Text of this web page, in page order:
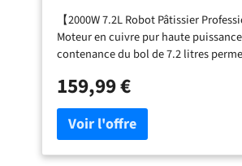
éclaboussures 6+P Vitesses
【2000W 7.2L Robot Pâtissier
Moteur en cuivre pur haute
contenance du bol de 7.2 litres
puissant permet de tout faire, rotation
révolution forment une trajectoire
360º ,la formation du film est plus
l'agitation est plus uniforme et plus
pouvez facilement cuire des
159,99 €